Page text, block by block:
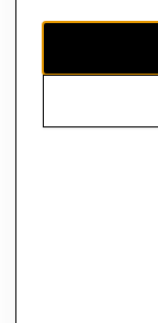
Chile ($)